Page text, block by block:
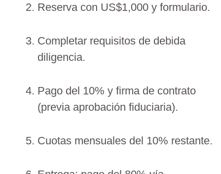
Reserva con US$1,000 y formulario.
Completar requisitos de debida
diligencia.
Pago del 10% y firma de contrato
(previa aprobación fiduciaria).
Cuotas mensuales del 10% restante.